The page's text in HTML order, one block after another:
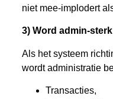
niet mee-implodert
3) Word admin-
Als het systeem
wordt administratie
Transacties,